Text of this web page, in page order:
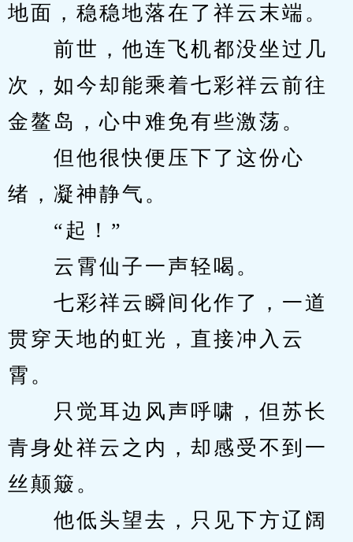
地面，稳稳地落在了祥云末端。
前世，他连飞机都没坐过几
次，如今却能乘着七彩祥云前往
金鳌岛，心中难免有些激荡。
但他很快便压下了这份心
绪，凝神静气。
“起！”
云霄仙子一声轻喝。
七彩祥云瞬间化作了，一道
贯穿天地的虹光，直接冲入云
霄。
只觉耳边风声呼啸，但苏长
青身处祥云之内，却感受不到一
丝颠簸。
他低头望去，只见下方辽阔